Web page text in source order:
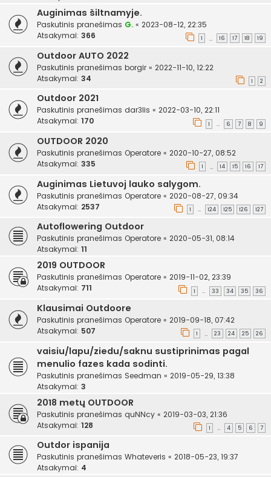
Auginimas šiltnamyje.
Paskutinis pranešimas G. « 2023-08-12, 22:35
Atsakymai: 366 1 … 16 17 18 19
Outdoor AUTO 2022
Paskutinis pranešimas borgir « 2022-11-10, 12:22
Atsakymai: 34 1 2
Outdoor 2021
Paskutinis pranešimas dar3lis « 2022-03-10, 22:11
Atsakymai: 170 1 … 6 7 8 9
OUTDOOR 2020
Paskutinis pranešimas Operatore « 2020-10-27, 08:52
Atsakymai: 335 1 … 14 15 16 17
Auginimas Lietuvoj lauko salygom.
Paskutinis pranešimas Operatore « 2020-08-27, 09:34
Atsakymai: 2537 1 … 124 125 126 127
Autoflowering Outdoor
Paskutinis pranešimas Operatore « 2020-05-31, 08:14
Atsakymai: 11
2019 OUTDOOR
Paskutinis pranešimas Operatore « 2019-11-02, 23:39
Atsakymai: 711 1 … 33 34 35 36
Klausimai Outdoore
Paskutinis pranešimas Operatore « 2019-09-18, 07:42
Atsakymai: 507 1 … 23 24 25 26
vaisiu/lapu/ziedu/saknu sustiprinimas pagal
menulio fazes kada sodinti.
Paskutinis pranešimas Seedman « 2019-05-29, 13:38
Atsakymai: 3
2018 metų OUTDOOR
Paskutinis pranešimas quNNcy « 2019-03-03, 21:36
Atsakymai: 128 1 … 4 5 6 7
Outdor ispanija
Paskutinis pranešimas Whateveris « 2018-05-23, 19:37
Atsakymai: 4